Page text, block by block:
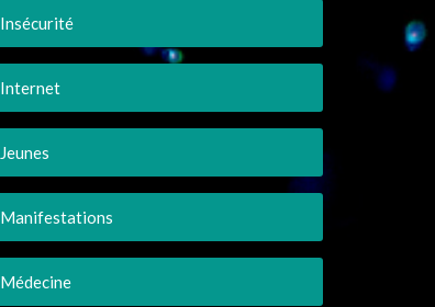
Insécurité
Internet
Jeunes
Manifestations
Médecine